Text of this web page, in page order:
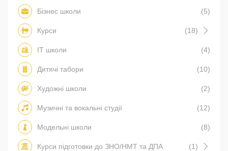
Бізнес школи (5)
Курси (18)
IT школи (4)
Дитячі табори (10)
Художні школи (2)
Музичні та вокальні студії (12)
Модельні школи (8)
Курси підготовки до ЗНО/НМТ та ДПА (1)